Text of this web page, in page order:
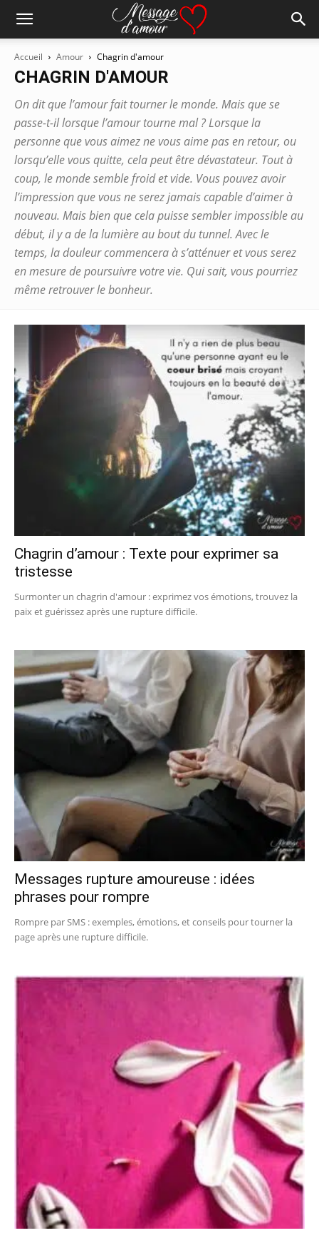
Accueil Amour Chagrin d'amour
CHAGRIN D'AMOUR
On dit que l’amour fait tourner le monde. Mais que se
passe-t-il lorsque l’amour tourne mal ? Lorsque la
personne que vous aimez ne vous aime pas en retour, ou
lorsqu’elle vous quitte, cela peut être dévastateur. Tout à
coup, le monde semble froid et vide. Vous pouvez avoir
l’impression que vous ne serez jamais capable d’aimer à
nouveau. Mais bien que cela puisse sembler impossible au
début, il y a de la lumière au bout du tunnel. Avec le
temps, la douleur commencera à s’atténuer et vous serez
en mesure de poursuivre votre vie. Qui sait, vous pourriez
même retrouver le bonheur.
Chagrin d’amour : Texte pour exprimer sa
tristesse
Surmonter un chagrin d'amour : exprimez vos émotions, trouvez la
paix et guérissez après une rupture difficile.
Messages rupture amoureuse : idées
phrases pour rompre
Rompre par SMS : exemples, émotions, et conseils pour tourner la
page après une rupture difficile.